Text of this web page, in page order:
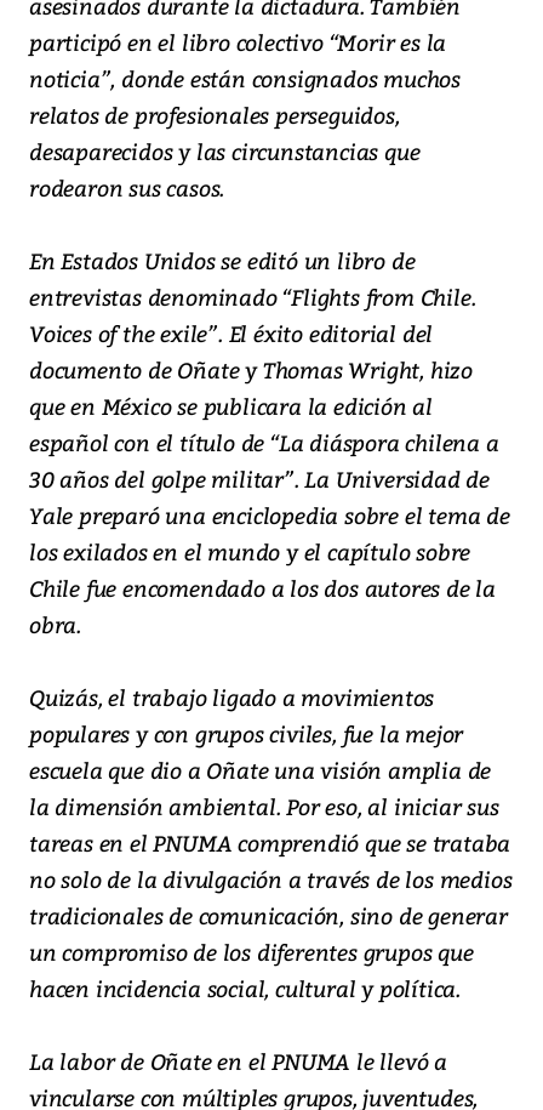
participó en el libro colectivo “Morir es la
noticia”, donde están consignados muchos
relatos de profesionales perseguidos,
desaparecidos y las circunstancias que
rodearon sus casos.
En Estados Unidos se editó un libro de
entrevistas denominado “Flights from Chile.
Voices of the exile”. El éxito editorial del
documento de Oñate y Thomas Wright, hizo
que en México se publicara la edición al
español con el título de “La diáspora chilena a
30 años del golpe militar”. La Universidad de
Yale preparó una enciclopedia sobre el tema de
los exilados en el mundo y el capítulo sobre
Chile fue encomendado a los dos autores de la
obra.
Quizás, el trabajo ligado a movimientos
populares y con grupos civiles, fue la mejor
escuela que dio a Oñate una visión amplia de
la dimensión ambiental. Por eso, al iniciar sus
tareas en el PNUMA comprendió que se trataba
no solo de la divulgación a través de los medios
tradicionales de comunicación, sino de generar
un compromiso de los diferentes grupos que
hacen incidencia social, cultural y política.
La labor de Oñate en el PNUMA le llevó a
vincularse con múltiples grupos, juventudes,